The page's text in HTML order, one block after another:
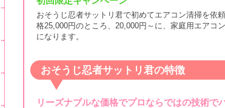
先日水回りと照明拭き上げをお願
したが、水周りの黄ばみとカビが
評価：3/5点
掃除に来てくれた女性たちは明るく
おそうじ忍者サットリ君で初めてエアコン清掃を依
格25,000円のところ、20,000円～に、家庭用エアコ
になります。
おそうじ忍者サットリ君の特徴
リーズナブルな価格でプロならではの技術で